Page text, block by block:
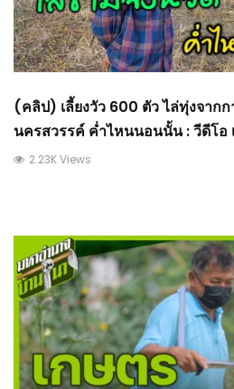
(คลิป) เลี้ยงวัว 600 ตัว ไล่ทุ่งจาก
นครสวรรค์ ค่ำไหนนอนนั้น : วีดีโอ
2.23K Views